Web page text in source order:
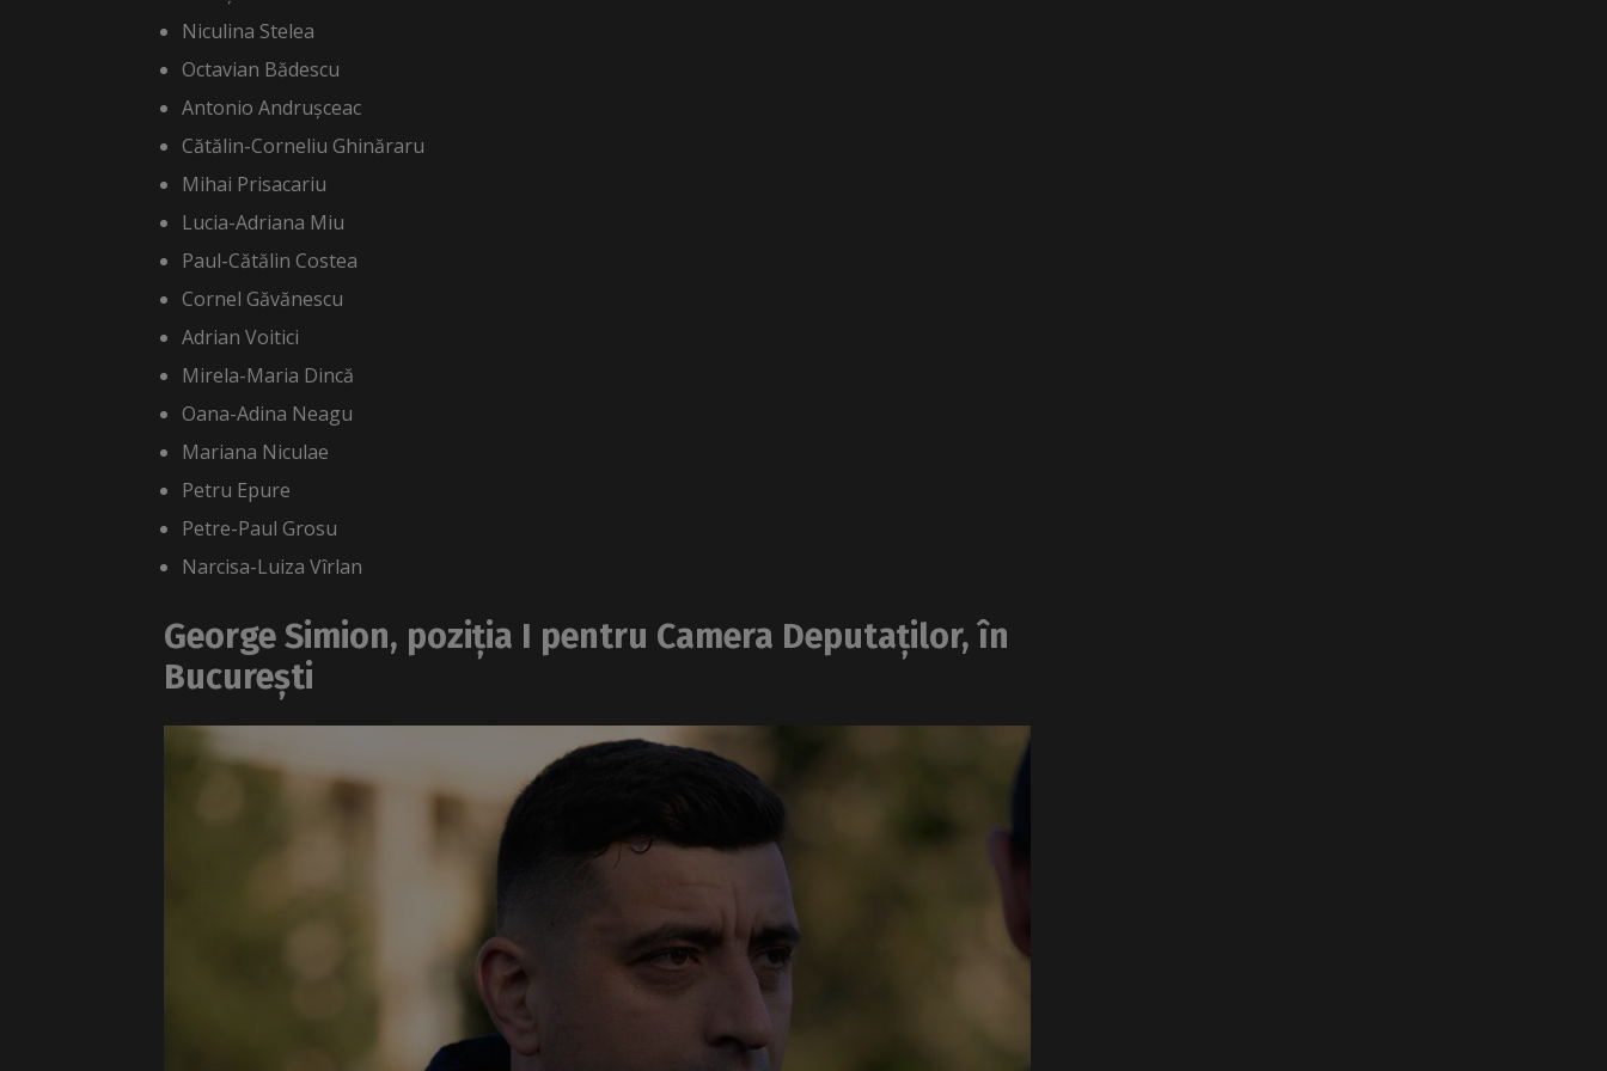
Niculina Stelea
Octavian Bădescu
Antonio Andrușceac
Cătălin-Corneliu Ghinăraru
Mihai Prisacariu
Lucia-Adriana Miu
Paul-Cătălin Costea
Cornel Găvănescu
Adrian Voitici
Mirela-Maria Dincă
Oana-Adina Neagu
Mariana Niculae
Petru Epure
Petre-Paul Grosu
Narcisa-Luiza Vîrlan
George Simion, poziția I pentru Camera Deputaților, în
București